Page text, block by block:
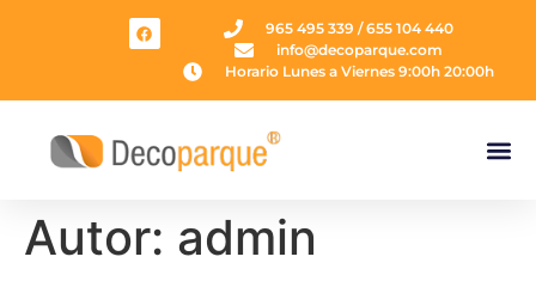
965 495 339 / 655 104 440
info@decoparque.com
Horario Lunes a Viernes 9:00h 20:00h
Autor: admin